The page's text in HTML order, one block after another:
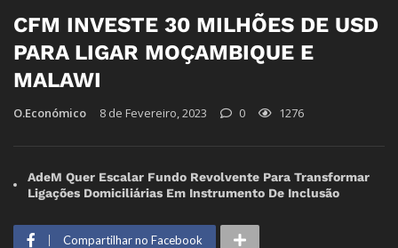
CFM INVESTE 30 MILHÕES DE USD
PARA LIGAR MOÇAMBIQUE E
MALAWI
O.Económico 8 de Fevereiro, 2023 0 1276
AdeM Quer Escalar Fundo Revolvente Para Transformar
Ligações Domiciliárias Em Instrumento De Inclusão
Compartilhar no Facebook